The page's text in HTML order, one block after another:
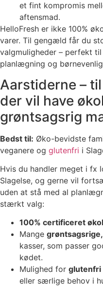
et fint kompromis
aftensmad.
HelloFresh er ikke 100%
varer. Til gengæld får du
valgmuligheder – perfekt
planlægning og
Aarstiderne –
der vil have
grøntsagsrig
Bedst til: Øko-bevidste
veganere og glutenfri i
Hvis du handler meget i fx
Slagelse, og gerne vil
uden at stå med al
stærkt valg:
100% certificeret
Mange grøntsagsrige,
kasser, som passer
kødet.
Mulighed for glutenfri
eller særlige behov i